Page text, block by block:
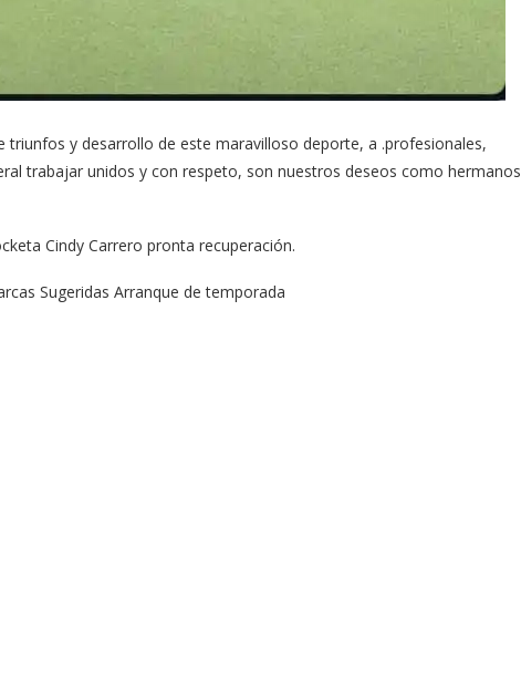
triunfos y desarrollo de este maravilloso deporte, a .profesionales,
trabajar unidos y con respeto, son nuestros deseos como hermanos
Cindy Carrero pronta recuperación.
Sugeridas Arranque de temporada